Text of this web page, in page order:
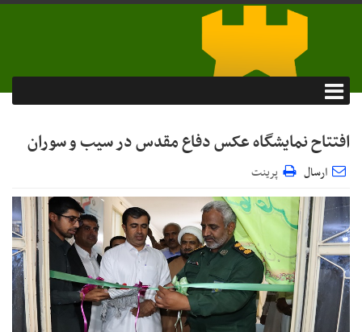
افتتاح نمایشگاه عکس دفاع مقدس در سیب و سوران
ارسال پرینت